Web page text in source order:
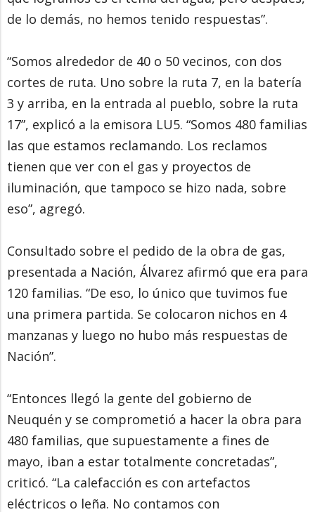
de lo demás, no hemos tenido respuestas”.
“Somos alrededor de 40 o 50 vecinos, con dos
cortes de ruta. Uno sobre la ruta 7, en la batería
3 y arriba, en la entrada al pueblo, sobre la ruta
17”, explicó a la emisora LU5. “Somos 480 familias
las que estamos reclamando. Los reclamos
tienen que ver con el gas y proyectos de
iluminación, que tampoco se hizo nada, sobre
eso”, agregó.
Consultado sobre el pedido de la obra de gas,
presentada a Nación, Álvarez afirmó que era para
120 familias. “De eso, lo único que tuvimos fue
una primera partida. Se colocaron nichos en 4
manzanas y luego no hubo más respuestas de
Nación”.
“Entonces llegó la gente del gobierno de
Neuquén y se comprometió a hacer la obra para
480 familias, que supuestamente a fines de
mayo, iban a estar totalmente concretadas”,
criticó. “La calefacción es con artefactos
eléctricos o leña. No contamos con